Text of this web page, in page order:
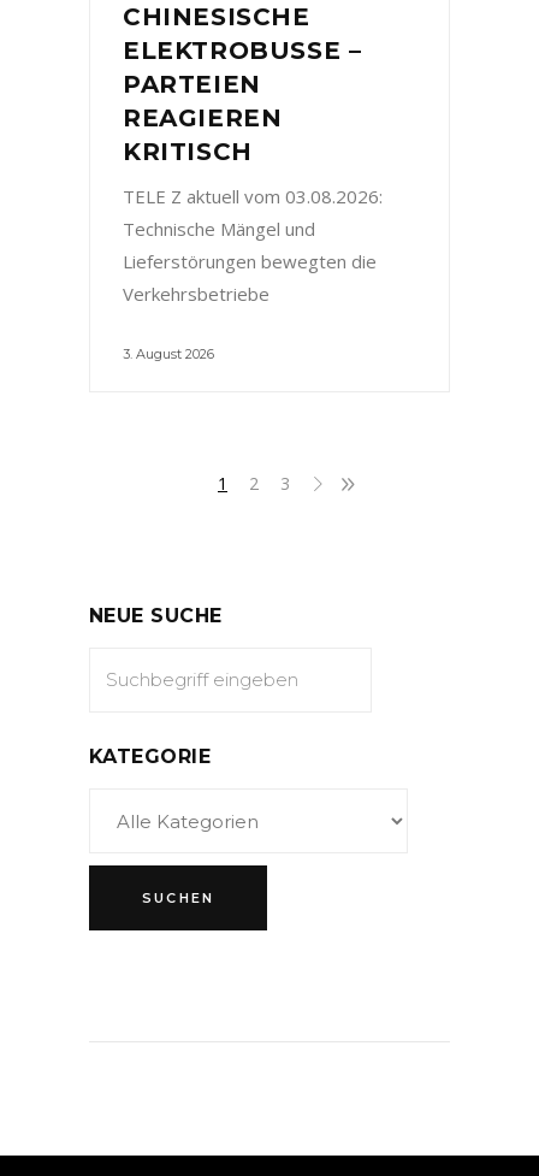
CHINESISCHE
ELEKTROBUSSE –
PARTEIEN
REAGIEREN
KRITISCH
TELE Z aktuell vom 03.08.2026:
Technische Mängel und
Lieferstörungen bewegten die
Verkehrsbetriebe
3. August 2026
1 2 3
NEUE SUCHE
KATEGORIE